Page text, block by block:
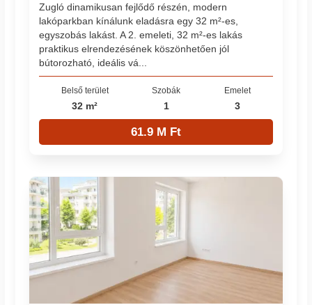
Zugló dinamikusan fejlődő részén, modern
lakóparkban kínálunk eladásra egy 32 m²-es,
egyszobás lakást. A 2. emeleti, 32 m²-es lakás
praktikus elrendezésének köszönhetően jól
bútorozható, ideális vá...
Belső terület
32 m²
Szobák
1
Emelet
3
61.9 M Ft